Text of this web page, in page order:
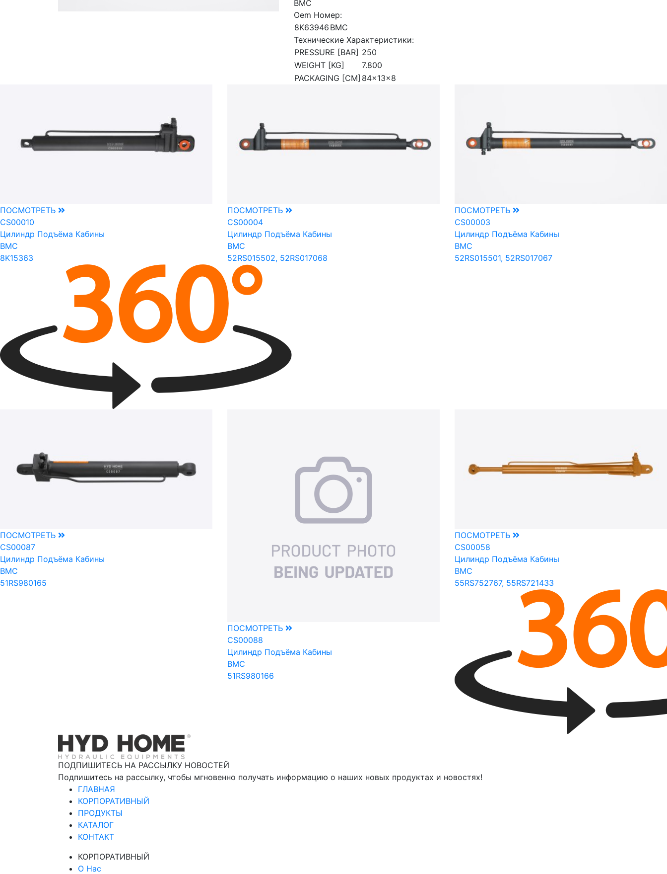
BMC
Oem Номер:
8K63946 BMC
Технические Характеристики:
PRESSURE [BAR] 250
WEIGHT [KG]
7.800
PACKAGING [CM] 84x13x8
ПОСМОТРЕТЬ
CS00010
Цилиндр Подъёма Кабины
BMC
8K15363
ПОСМОТРЕТЬ
CS00004
Цилиндр Подъёма Кабины
BMC
52RS015502, 52RS017068
ПОСМОТРЕТЬ
CS00003
Цилиндр Подъёма Кабины
BMC
52RS015501, 52RS017067
ПОСМОТРЕТЬ
CS00087
Цилиндр Подъёма Кабины
BMC
51RS980165
ПОСМОТРЕТЬ
CS00088
Цилиндр Подъёма Кабины
BMC
51RS980166
ПОСМОТРЕТЬ
CS00058
Цилиндр Подъёма Кабины
BMC
55RS752767, 55RS721433
ПОДПИШИТЕСЬ НА РАССЫЛКУ НОВОСТЕЙ
Подпишитесь на рассылку, чтобы мгновенно получать информацию о наших новых продуктах и новостях!
ГЛАВНАЯ
КОРПОРАТИВНЫЙ
ПРОДУКТЫ
КАТАЛОГ
КОНТАКТ
КОРПОРАТИВНЫЙ
О Нас